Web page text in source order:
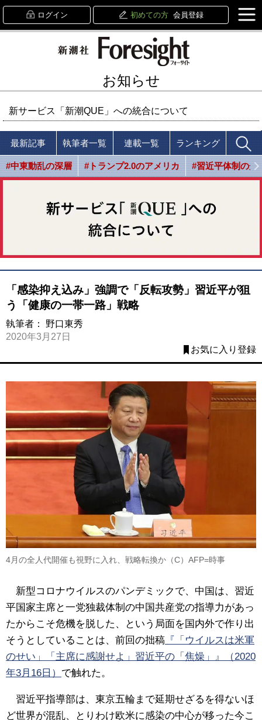
ログイン 初めての方 会員登録
お知らせ
新サービス「新潮QUE」への統合について
最新記事 執筆者一覧 連載一覧 ランキング
#中東動乱の深層 #トランプ2.0のアメリカ #習近平体制の光
「感染抑え込み」強調で「反転攻勢」習近平が狙
う「健康の一帯一路」戦略
執筆者： 野口東秀
2020年3月27日
お気に入り登録
4月の全人代開催も視野に入れ、戦略転換か（C）AFP=時事
新型コロナウイルスのパンデミックで、中国は、習近
平国家主席と一党独裁体制の中国共産党の指導力があっ
たからこそ危機を脱した、という局面を国内外で作り出
そうとしていることは、前回の拙稿 『「ウイルスは米軍
のせい」「主席に感謝せよ」習近平の「焦燥」』（2020
年3月16日） で触れた。
習近平指導部は、東京五輪まで延期せざるを得ないほ
ど世界が混乱、とりわけ欧米に感染の中心が移った今こ